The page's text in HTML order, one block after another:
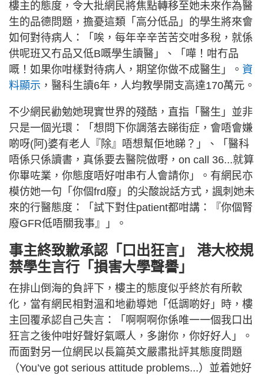
樓主的態度，令大批網民將焦點轉移至她未來作為醫
生的品德問題，擔憂這類「高分低品」的學生將來會
如何對待病人：「唉，每年辛辛苦苦交咁多稅，就係
供呢班又冇品又低B嘅學生讀醫」、「嘩！咁冇品
嘅！如果你咁樣對待病人，期望你做不成醫生」。 資
料顯示 ，醫科生讀6年，人均教學開支高達170萬元。
不少網民勸勉她現實世界的殘酷，直指「醫生」並非
只是一個光環：「想問下你調落去睇街症，會唔會嫌
啲呀(阿)婆有老人『除』唔想幫佢地睇？」、「醫科
唔係只係讀書，真係要去醫院做嘢，on call 36...就算
你畢咗業，你態度唔好咁串冇人會請你」。有網民亦
模仿她一句「你個frd廢」的尖酸說話方式，諷刺她未
來的行醫態度：「試下對住patient都咁講：『你個腎
廢GFR低唔關我事』」。
事主終致歉承認「口出狂言」 港大校規
禁學生言行「損害大學聲譽」
在排山倒海的負評下，樓主的態度似乎終於有所軟
化，當有網民相對溫和地勸導她「低調啲好」時，樓
主回覆承認自己失言：「啊啊啊你係唯一一個我口出
狂言之後仲咁好聲好氣嘅人，多謝你，你好好人」。
而面對另一位網民以長篇英文嚴肅批評其態度問題
（You’ve got serious attitude problems...）並着她好